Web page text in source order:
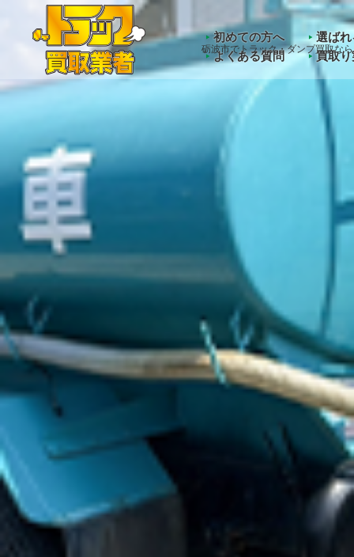
Warning : Undefined array key
砺波市でトラック・ダンプ買取な
初めての方へ
選ば
よくある質問
買取